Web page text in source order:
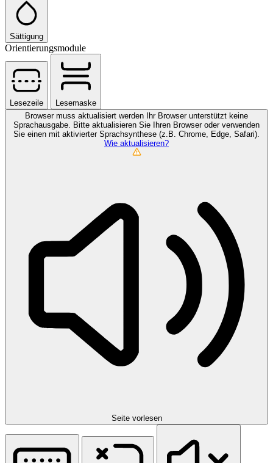
Sättigung
Orientierungsmodule
Lesezeile
Lesemaske
Browser muss aktualisiert werden Ihr Browser unterstützt keine
Sprachausgabe. Bitte aktualisieren Sie Ihren Browser oder verwenden
Sie einen mit aktivierter Sprachsynthese (z.B. Chrome, Edge, Safari).
Wie aktualisieren?
Seite vorlesen